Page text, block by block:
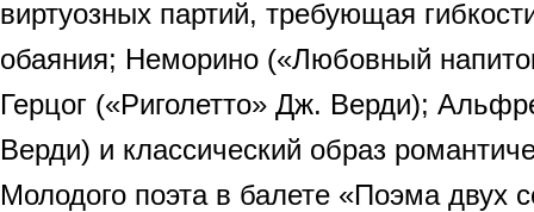
виртуозных партий, требующая
обаяния; Неморино («Любовный
Герцог («Риголетто» Дж. Верди);
Верди) и классический образ
Молодого поэта в балете «Поэма двух